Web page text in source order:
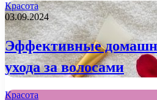
Красота
03.09.2024
Эффективные
ухода за волосами
Красота